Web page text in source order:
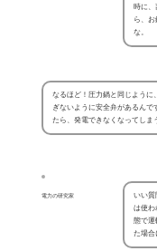
時に、
ら、
な。
なるほど！圧力鍋と同じように
ぎないように安全弁があるんで
たら、発電できなくなってしま
電力の研究家
いい質
は使わ
態で運
た場合